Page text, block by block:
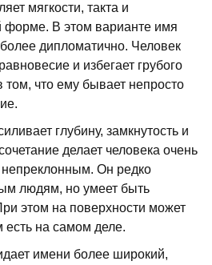
мягкости, такта и
форме. В этом варианте имя
дипломатично. Человек
и избегает грубого
что ему бывает непросто
глубину, замкнутость и
делает человека очень
Он редко
людям, но умеет быть
этом на поверхности может
есть на самом деле.
имени более широкий,